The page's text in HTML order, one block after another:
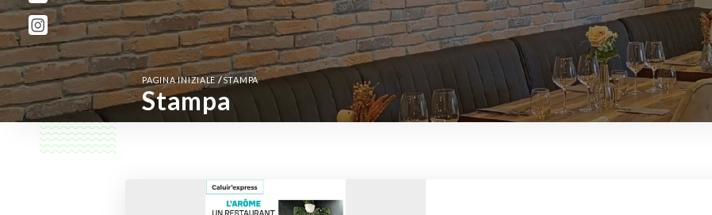
PAGINA INIZIALE /STAMPA
Stampa